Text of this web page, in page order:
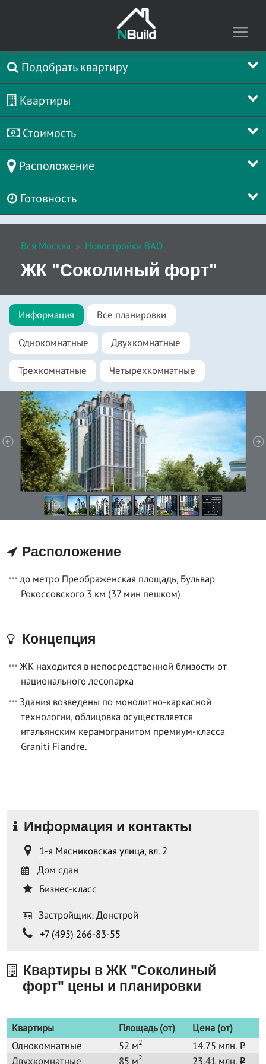
Подобрать квартиру
Квартиры
Стоимость
Расположение
Готовность
Вся Москва Новостройки ВАО
ЖК "Соколиный форт"
Информация Все планировки
Однокомнатные Двухкомнатные
Трехкомнатные Четырехкомнатные
Расположение
до метро Преображенская площадь, Бульвар
Рокоссовского 3 км (37 мин пешком)
Концепция
ЖК находится в непосредственной близости от
национального лесопарка
Здания возведены по монолитно-каркасной
технологии, облицовка осуществляется
итальянским керамогранитом премиум-класса
Graniti Fiandre.
Информация и контакты
1-я Мясниковская улица, вл. 2
Дом сдан
Бизнес-класс
Застройщик: Донстрой
+7 (495) 266-83-55
Квартиры в ЖК "Соколиный
форт" цены и планировки
Квартиры Площадь (от)
Цена (от)
Однокомнатные
52 м2 14.75 млн. o
Двухкомнатные 85 м2 23.41 млн. o